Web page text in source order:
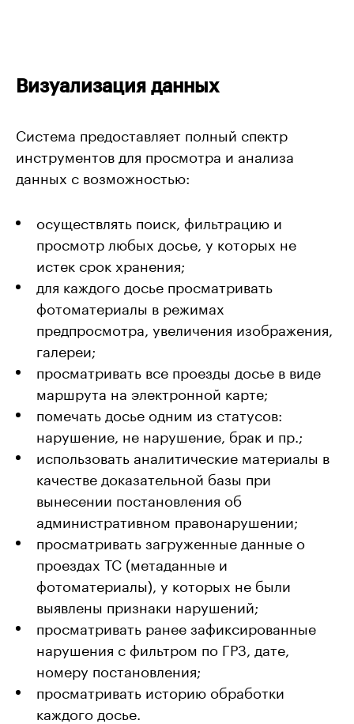
Визуализация данных
Система предоставляет полный спектр
инструментов для просмотра и анализа
данных с возможностью:
осуществлять поиск, фильтрацию и
просмотр любых досье, у которых не
истек срок хранения;
для каждого досье просматривать
фотоматериалы в режимах
предпросмотра, увеличения изображения,
галереи;
просматривать все проезды досье в виде
маршрута на электронной карте;
помечать досье одним из статусов:
нарушение, не нарушение, брак и пр.;
использовать аналитические материалы в
качестве доказательной базы при
вынесении постановления об
административном правонарушении;
просматривать загруженные данные о
проездах ТС (метаданные и
фотоматериалы), у которых не были
выявлены признаки нарушений;
просматривать ранее зафиксированные
нарушения с фильтром по ГРЗ, дате,
номеру постановления;
просматривать историю обработки
каждого досье.